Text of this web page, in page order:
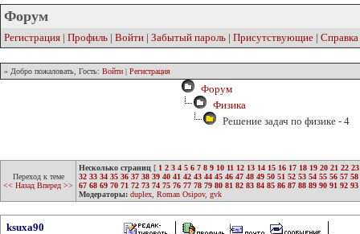
Форум
Регистрация | Профиль | Войти | Забытый пароль | Присутствующие | Справка
» Добро пожаловать, Гость: Войти | Регистрация
Форум
Физика
Решение задач по физике - 4
Переход к теме
<< Назад Вперед >>
Несколько страниц [ 1 2 3 4 5 6 7 8 9 10 11 12 13 14 15 16 17 18 19 20 21 22 23
32 33 34 35 36 37 38 39 40 41 42 43 44 45 46 47 48 49 50 51 52 53 54 55 56 57 58
67 68 69 70 71 72 73 74 75 76 77 78 79 80 81 82 83 84 85 86 87 88 89 90 91 92 93
Модераторы: duplex Roman Osipov, gvk
ksuxa90